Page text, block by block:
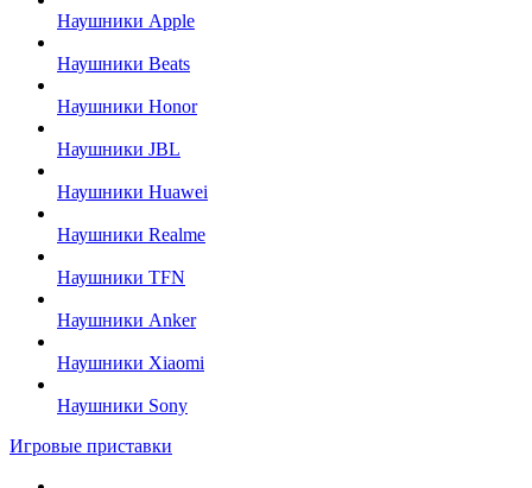
Наушники Apple
Наушники Beats
Наушники Honor
Наушники JBL
Наушники Huawei
Наушники Realme
Наушники TFN
Наушники Anker
Наушники Xiaomi
Наушники Sony
Игровые приставки